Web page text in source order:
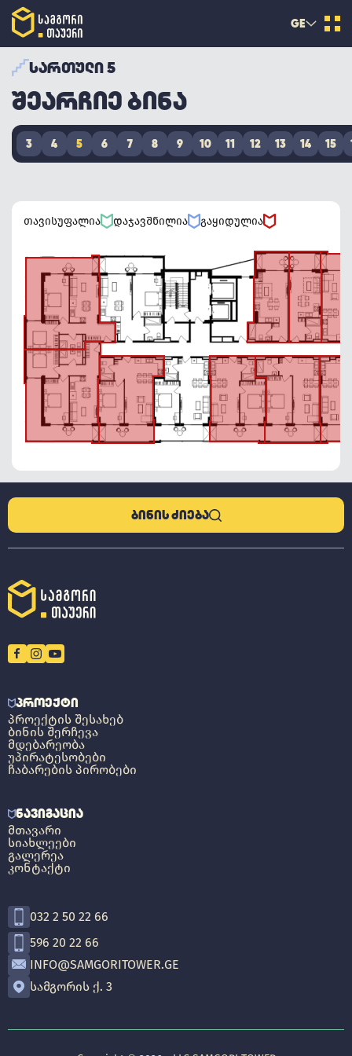
GE
ᲡᲐᲠᲗᲣᲚᲘ 5
ᲨᲔᲐᲠᲩᲘᲔ ᲑᲘᲜᲐ
თავისუფალია დაჯავშნილია გაყიდულია
15
14
13
12
11
10
9
8
7
6
5
4
3
ᲑᲘᲜᲘᲡ ᲫᲘᲔᲑᲐ
ᲞᲠᲝᲔᲥᲢᲘ
ᲞᲠᲝᲔᲥᲢᲘᲡ ᲨᲔᲡᲐᲮᲔᲑ
ᲑᲘᲜᲘᲡ ᲨᲔᲠᲩᲔᲕᲐ
ᲛᲓᲔᲑᲐᲠᲔᲝᲑᲐ
ᲣᲞᲘᲠᲐᲢᲔᲡᲝᲑᲔᲑᲘ
ᲩᲐᲑᲐᲠᲔᲑᲘᲡ ᲞᲘᲠᲝᲑᲔᲑᲘ
ᲜᲐᲕᲘᲒᲐᲪᲘᲐ
ᲛᲗᲐᲕᲐᲠᲘ
ᲡᲘᲐᲮᲚᲔᲔᲑᲘ
ᲒᲐᲚᲔᲠᲔᲐ
ᲙᲝᲜᲢᲐᲥᲢᲘ
032 2 50 22 66
596 20 22 66
INFO@SAMGORITOWER.GE
ᲡᲐᲛᲒᲝᲠᲘᲡ Ქ. 3